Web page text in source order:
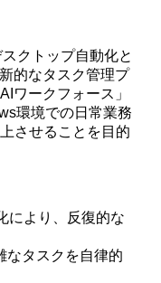
クトップ自動化と
的なタスク管理プ
ワークフォース」
環境での日常業務
させることを目的
により、反復的な
なタスクを自律的